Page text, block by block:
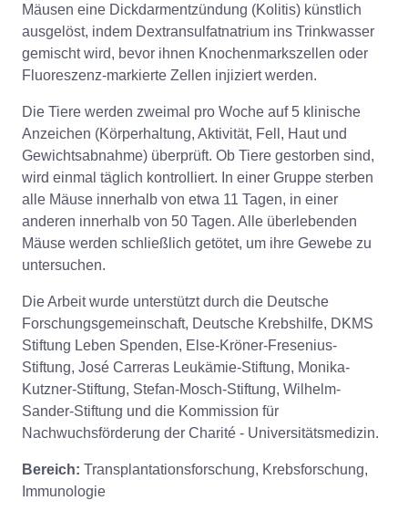
Mäusen eine Dickdarmentzündung (Kolitis) künstlich
ausgelöst, indem Dextransulfatnatrium ins Trinkwasser
gemischt wird, bevor ihnen Knochenmarkszellen oder
Fluoreszenz-markierte Zellen injiziert werden.
Die Tiere werden zweimal pro Woche auf 5 klinische
Anzeichen (Körperhaltung, Aktivität, Fell, Haut und
Gewichtsabnahme) überprüft. Ob Tiere gestorben sind,
wird einmal täglich kontrolliert. In einer Gruppe sterben
alle Mäuse innerhalb von etwa 11 Tagen, in einer
anderen innerhalb von 50 Tagen. Alle überlebenden
Mäuse werden schließlich getötet, um ihre Gewebe zu
untersuchen.
Die Arbeit wurde unterstützt durch die Deutsche
Forschungsgemeinschaft, Deutsche Krebshilfe, DKMS
Stiftung Leben Spenden, Else-Kröner-Fresenius-
Stiftung, José Carreras Leukämie-Stiftung, Monika-
Kutzner-Stiftung, Stefan-Mosch-Stiftung, Wilhelm-
Sander-Stiftung und die Kommission für
Nachwuchsförderung der Charité - Universitätsmedizin.
Bereich: Transplantationsforschung, Krebsforschung,
Immunologie